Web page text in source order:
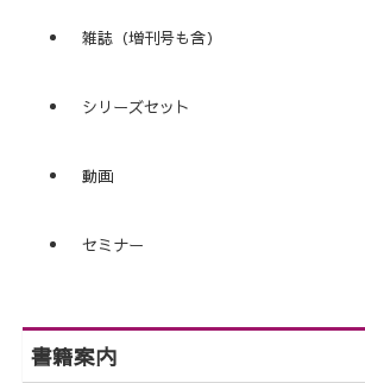
雑誌（増刊号も含）
シリーズセット
動画
セミナー
書籍案内